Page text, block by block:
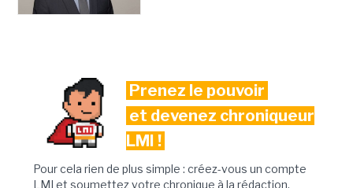
Prenez le pouvoir
et devenez chroniqueur
LMI !
Pour cela rien de plus simple : créez-vous un compte
LMI et soumettez votre chronique à la rédaction.